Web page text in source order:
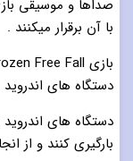
صداها و موسیقی
با آن برقرار میکنند .
دستگاه های
بارگیری کنند و از